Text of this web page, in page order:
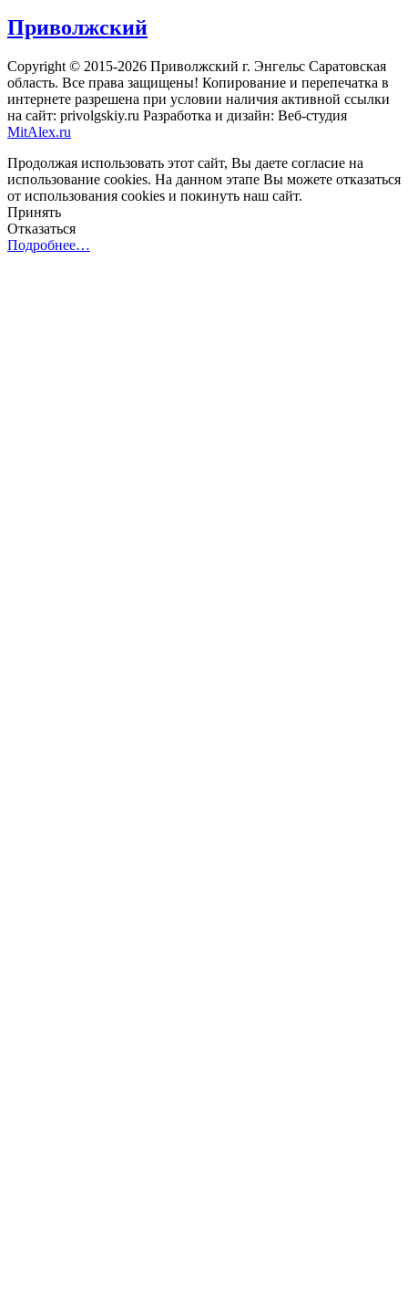
Приволжский
Copyright © 2015-2026 Приволжский г. Энгельс Саратовская
область. Все права защищены! Копирование и перепечатка в
интернете разрешена при условии наличия активной ссылки
на сайт: privolgskiy.ru Разработка и дизайн: Веб-студия
MitAlex.ru
Продолжая использовать этот сайт, Вы даете согласие на
использование cookies. На данном этапе Вы можете отказаться
от использования cookies и покинуть наш сайт.
Принять
Отказаться
Подробнее…